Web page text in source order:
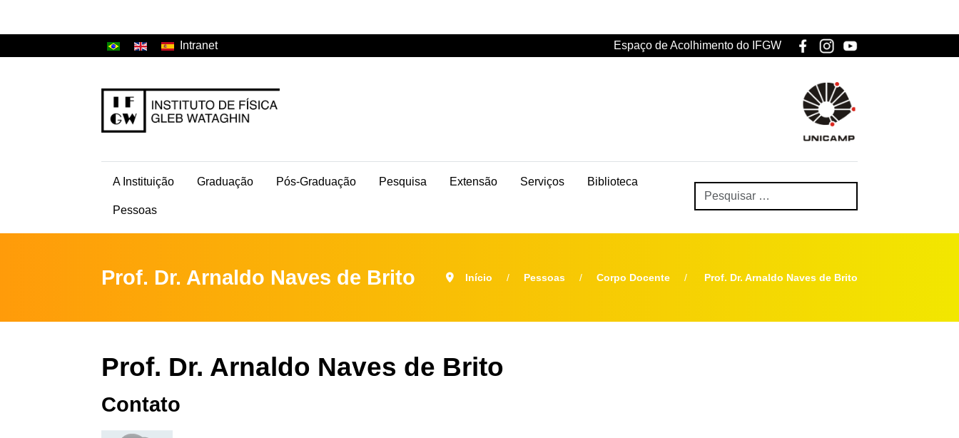
Intranet Espaço de Acolhimento do IFGW
A Instituição Graduação Pós-Graduação Pesquisa Extensão Serviços Biblioteca
Pessoas
Prof. Dr. Arnaldo Naves de Brito Início Pessoas Corpo Docente Prof. Dr. Arnaldo Naves de Brito
Prof. Dr. Arnaldo Naves de Brito
Contato